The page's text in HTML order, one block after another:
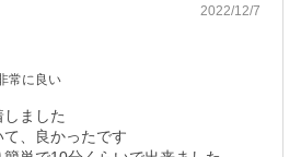
2022/12/7
常に良い
ました
、良かったです